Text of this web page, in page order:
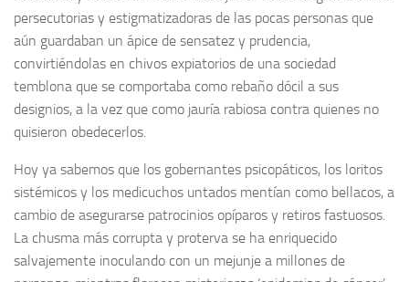
persecutorias y estigmatizadoras de las pocas personas que
aún guardaban un ápice de sensatez y prudencia,
convirtiéndolas en chivos expiatorios de una sociedad
temblona que se comportaba como rebaño dócil a sus
designios, a la vez que como jauría rabiosa contra quienes no
quisieron obedecerlos.
Hoy ya sabemos que los gobernantes psicopáticos, los loritos
sistémicos y los medicuchos untados mentían como bellacos, a
cambio de asegurarse patrocinios opíparos y retiros fastuosos.
La chusma más corrupta y proterva se ha enriquecido
salvajemente inoculando con un mejunje a millones de